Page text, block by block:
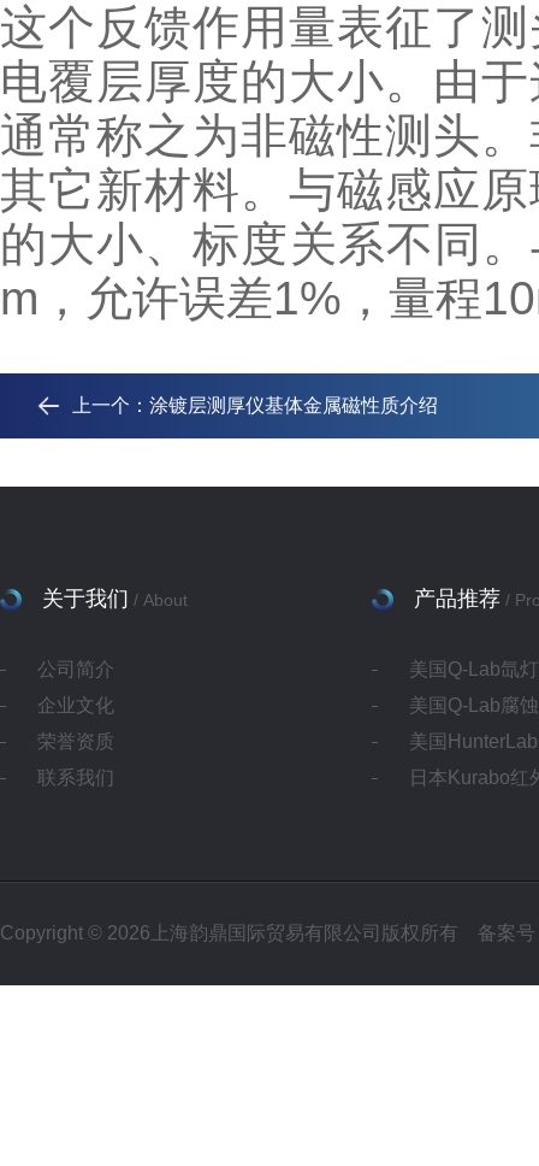
这个反馈作用量表征了
电覆层厚度的大小。由
通常称之为非磁性测头
其它新材料。与磁感应
的大小、标度关系不同
m，允许误差1%，量程
上一个： 涂镀层测厚仪基体金属磁性质介绍
关于我们 / About
公司简介
企业文化
荣誉资质
联系我们
产品推荐 /
美国Q-Lab氙
美国Q-Lab腐
美国
日本Kurabo红
Copyright © 2026上海韵鼎国际贸易有限公司版权所有 备案